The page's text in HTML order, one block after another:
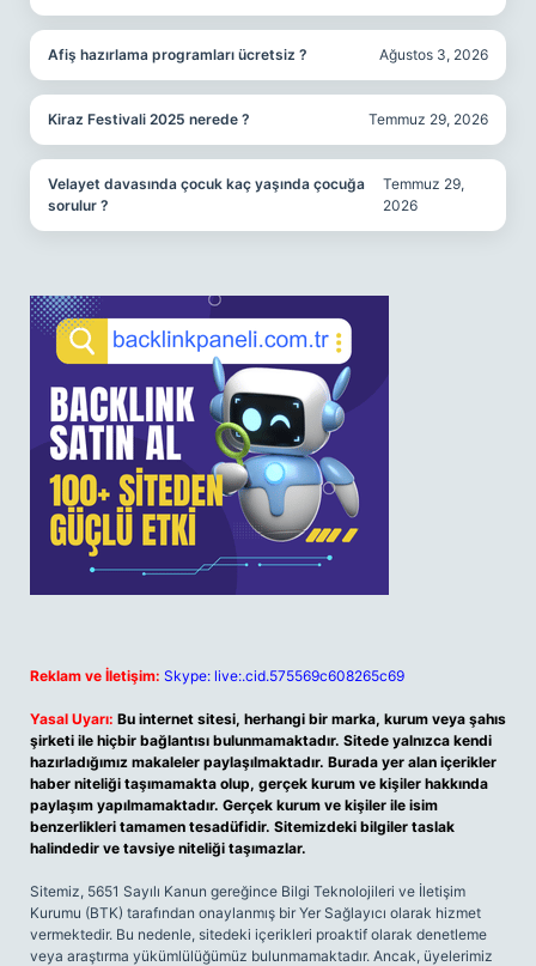
Afiş hazırlama programları ücretsiz ? Ağustos 3, 2026
Kiraz Festivali 2025 nerede ? Temmuz 29, 2026
Velayet davasında çocuk kaç yaşında çocuğa
sorulur ?
Temmuz 29,
2026
Reklam ve İletişim: Skype: live:.cid.575569c608265c69
Yasal Uyarı: Bu internet sitesi, herhangi bir marka, kurum veya şahıs
şirketi ile hiçbir bağlantısı bulunmamaktadır. Sitede yalnızca kendi
hazırladığımız makaleler paylaşılmaktadır. Burada yer alan içerikler
haber niteliği taşımamakta olup, gerçek kurum ve kişiler hakkında
paylaşım yapılmamaktadır. Gerçek kurum ve kişiler ile isim
benzerlikleri tamamen tesadüfidir. Sitemizdeki bilgiler taslak
halindedir ve tavsiye niteliği taşımazlar.
Sitemiz, 5651 Sayılı Kanun gereğince Bilgi Teknolojileri ve İletişim
Kurumu (BTK) tarafından onaylanmış bir Yer Sağlayıcı olarak hizmet
vermektedir. Bu nedenle, sitedeki içerikleri proaktif olarak denetleme
veya araştırma yükümlülüğümüz bulunmamaktadır. Ancak, üyelerimiz